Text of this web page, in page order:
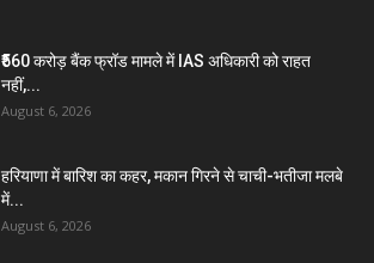
₹560 करोड़ बैंक फ्रॉड मामले में IAS अधिकारी को राहत
नहीं,...
August 6, 2026
हरियाणा में बारिश का कहर, मकान गिरने से चाची-भतीजा मलबे
में...
August 6, 2026